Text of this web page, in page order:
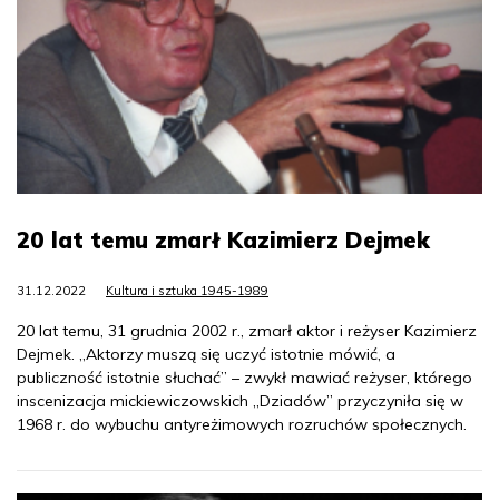
20 lat temu zmarł Kazimierz Dejmek
31.12.2022 Kultura i sztuka 1945-1989
20 lat temu, 31 grudnia 2002 r., zmarł aktor i reżyser Kazimierz
Dejmek. „Aktorzy muszą się uczyć istotnie mówić, a
publiczność istotnie słuchać” – zwykł mawiać reżyser, którego
inscenizacja mickiewiczowskich „Dziadów” przyczyniła się w
1968 r. do wybuchu antyreżimowych rozruchów społecznych.